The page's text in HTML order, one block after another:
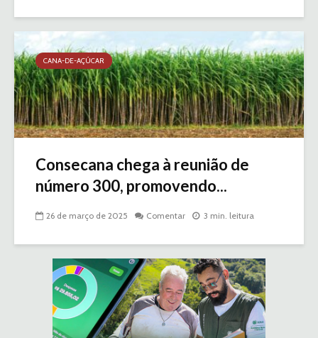
CANA-DE-AÇÚCAR
Consecana chega à reunião de
número 300, promovendo...
26 de março de 2025 Comentar 3 min. leitura